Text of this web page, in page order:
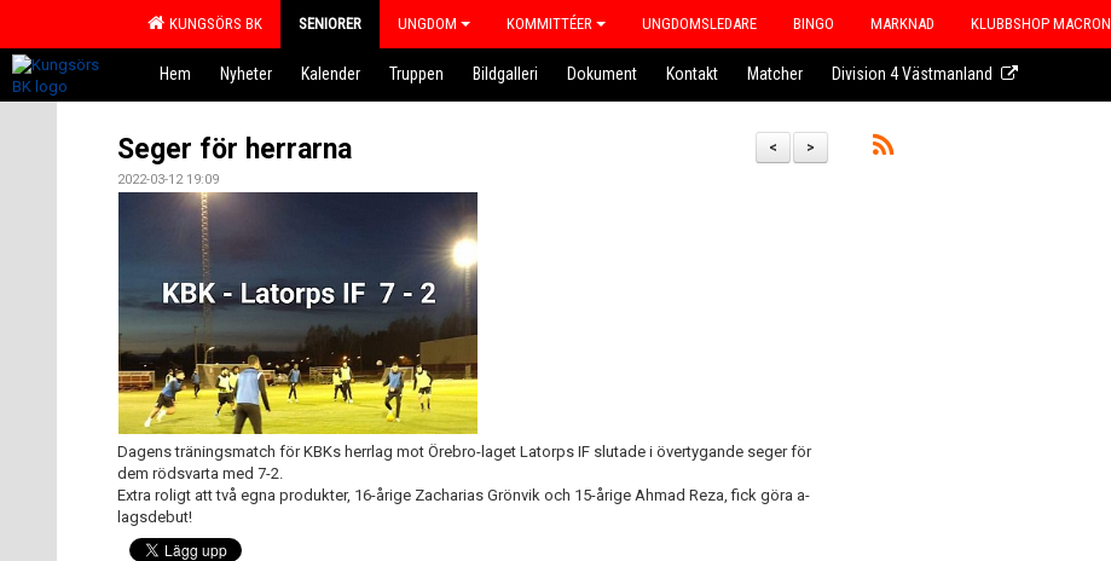
KUNGSÖRS BK SENIORER UNGDOM KOMMITTÉER UNGDOMSLEDARE BINGO MARKNAD KLUBBSHOP MACRON
Hem Nyheter Kalender Truppen Bildgalleri Dokument Kontakt Matcher Division 4 Västmanland
>
<
Seger för herrarna
2022-03-12 19:09
Dagens träningsmatch för KBKs herrlag mot Örebro-laget Latorps IF slutade i övertygande seger för
dem rödsvarta med 7-2.
Extra roligt att två egna produkter, 16-årige Zacharias Grönvik och 15-årige Ahmad Reza, fick göra a-
lagsdebut!